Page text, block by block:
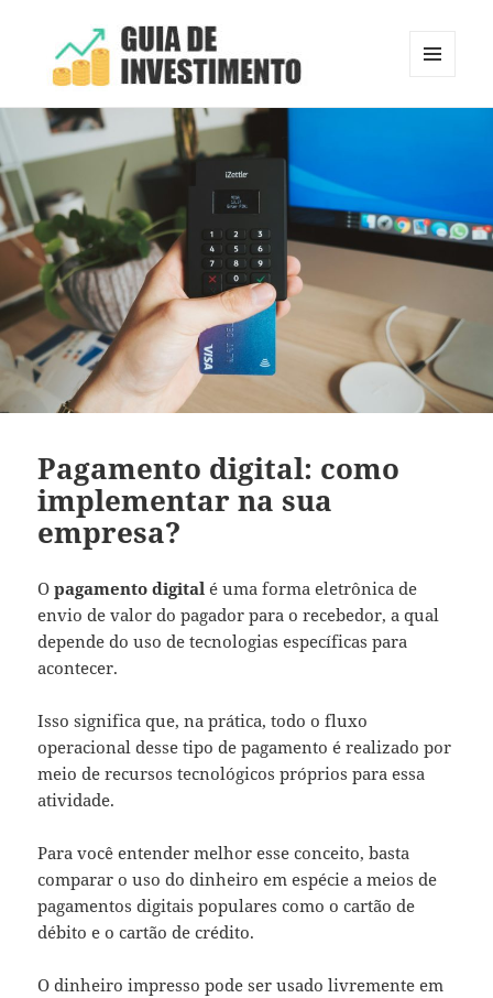
Guia de Investimento
E
Pagamento digital: como
implementar na sua
empresa?
Opagamento digital é uma forma eletrônica de
envio de valor do pagador para o recebedor, a qual
depende do uso de tecnologias específicas para
acontecer.
Isso significa que, na prática, todo o fluxo
operacional desse tipo de pagamento é realizado por
meio de recursos tecnológicos próprios para essa
atividade.
Para você entender melhor esse conceito, basta
comparar o uso do dinheiro em espécie a meios de
pagamentos digitais populares como o cartão de
débito e o cartão de crédito.
O dinheiro impresso pode ser usado livremente em